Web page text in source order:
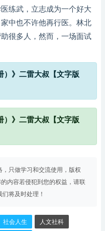
练武，立志成为一个好大
中也不许他再行医。林北
很多人，然而，一场面试
）》二雷大叔【文字版
）》二雷大叔【文字版
只做学习和交流使用，版权
内容若侵犯到您的权益，请联
们将及时处理！
社会人生 人文社科